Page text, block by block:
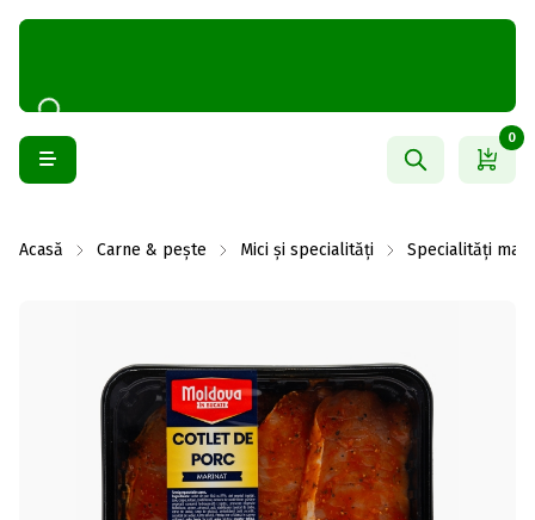
0
Acasă Carne & pește Mici și specialități Specialități